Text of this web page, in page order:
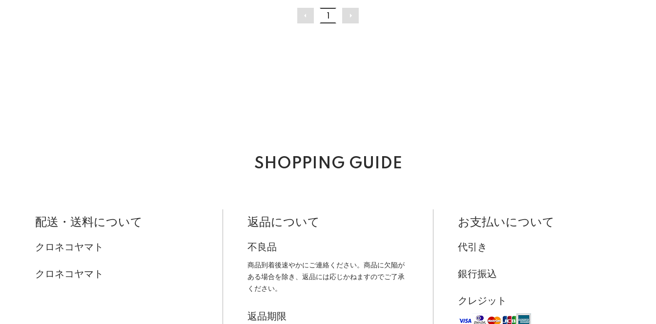
SHOPPING GUIDE
配送・送料について
クロネコヤマト
クロネコヤマト
返品について
不良品
商品到着後速やかにご連絡ください。商品に欠陥が
ある場合を除き、返品には応じかねますのでご了承
ください。
返品期限
お支払いについて
代引き
銀行振込
クレジット